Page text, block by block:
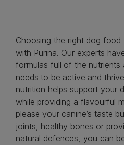
Choosing the right dog
with Purina. Our experts
formulas full of the nutrients
needs to be active and
nutrition helps support your
while providing a flavourful
please your canine’s taste
joints, healthy bones or
natural defences, you can